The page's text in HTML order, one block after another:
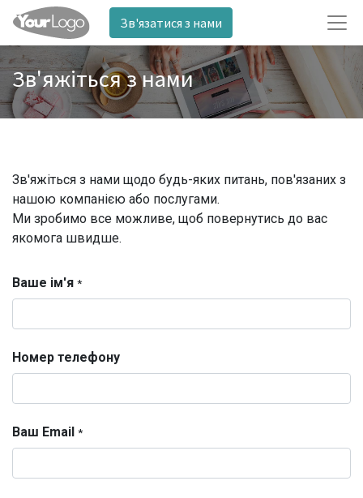
Зв'язатися з нами
Зв'яжіться з нами
Зв'яжіться з нами щодо будь-яких питань, пов'язаних з
нашою компанією або послугами.
Ми зробимо все можливе, щоб повернутись до вас
якомога швидше.
Ваше ім'я *
Номер телефону
Ваш Email *